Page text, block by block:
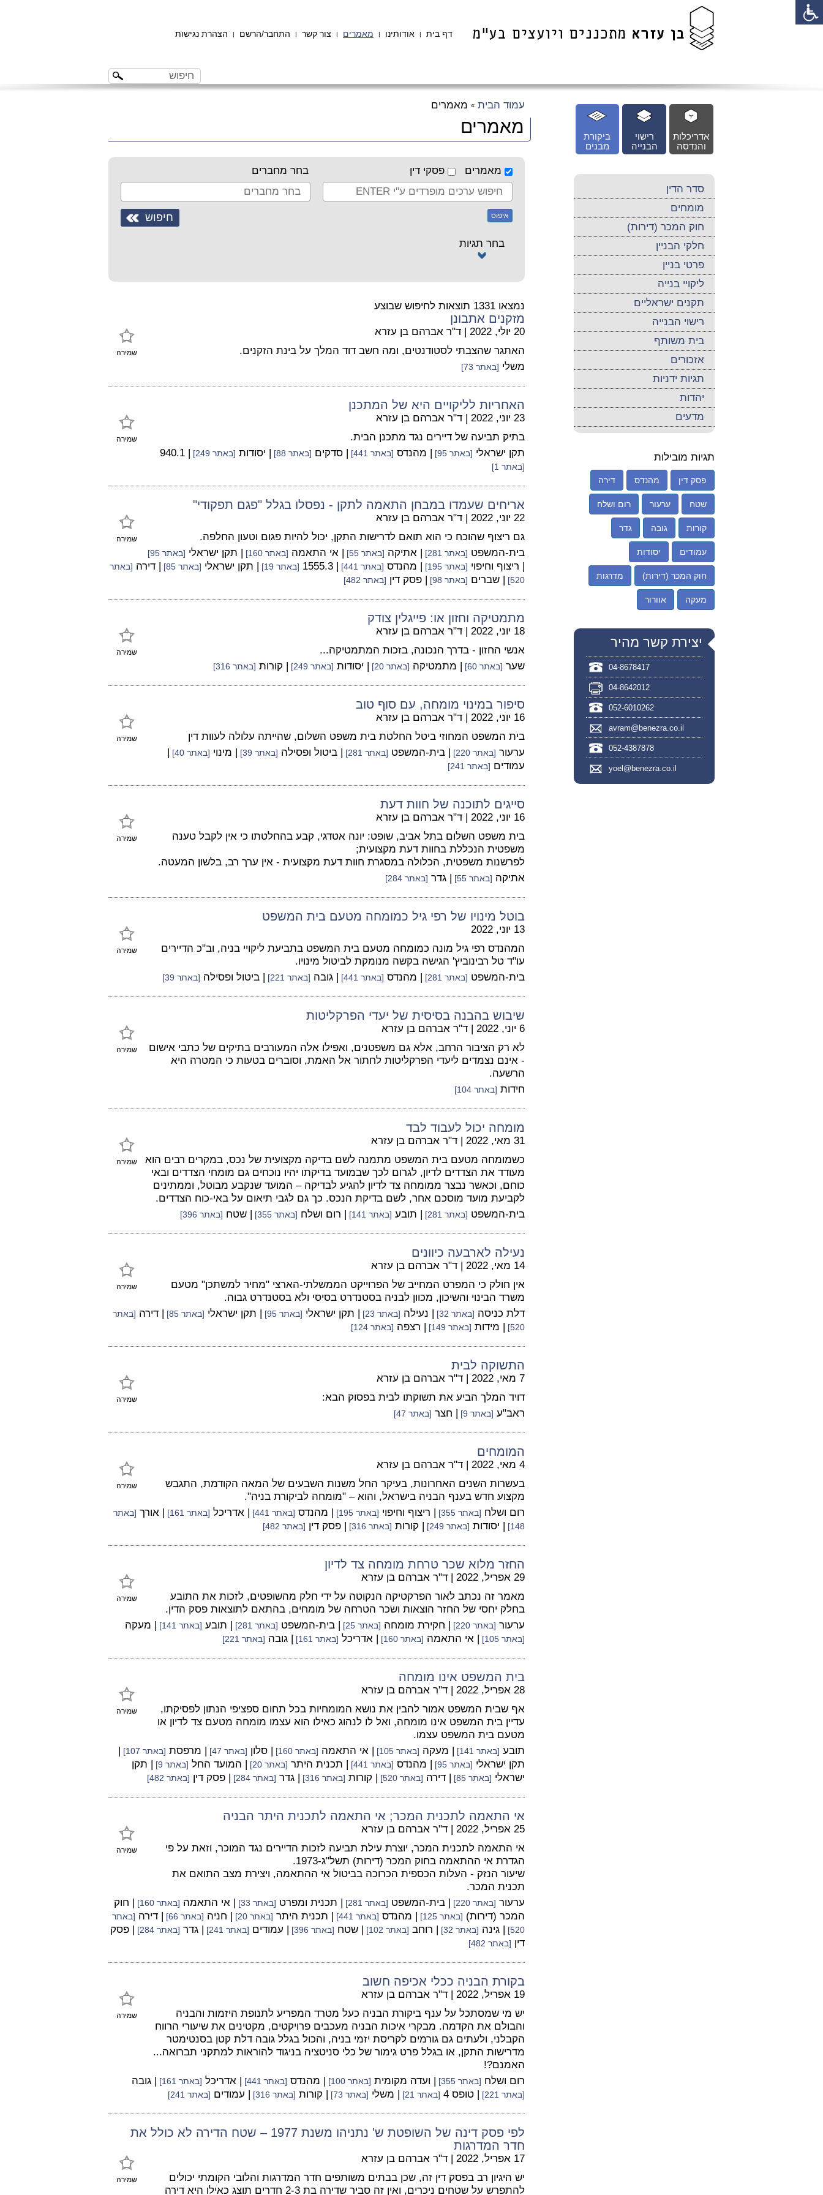
דף בית | אודותינו | מאמרים | צור קשר | התחבר/הרשם | הצהרת נגישות
עמוד הבית » מאמרים
מאמרים
מאמרים פסקי דין בחר מחברים
איפוס
בחר תגיות
נמצאו 1331 תוצאות לחיפוש שבוצע
מזקנים אתבונן
שמירה
20 יולי, 2022 | ד"ר אברהם בן עזרא
האתגר שהצבתי לסטודנטים, ומה חשב דוד המלך על בינת הזקנים.
משלי [באתר 73]
האחריות לליקויים היא של המתכנן
שמירה
23 יוני, 2022 | ד"ר אברהם בן עזרא
בתיק תביעה של דיירים נגד מתכנן הבית.
תקן ישראלי [באתר 95] | מהנדס [באתר 441] | סדקים [באתר 88] | יסודות [באתר 249] | 940.1
[באתר 1]
אריחים שעמדו במבחן התאמה לתקן - נפסלו בגלל "פגם תפקודי"
שמירה
22 יוני, 2022 | ד"ר אברהם בן עזרא
גם ריצוף שהוכח כי הוא תואם לדרישות התקן, יכול להיות פגום וטעון החלפה.
בית-המשפט [באתר 281] | אתיקה [באתר 55] | אי התאמה [באתר 160] | תקן ישראלי [באתר 95]
| ריצוף וחיפוי [באתר 195] | מהנדס [באתר 441] | 1555.3 [באתר 19] | תקן ישראלי [באתר 85] | דירה [באתר
520] | שברים [באתר 98] | פסק דין [באתר 482]
מתמטיקה וחזון או: פייגלין צודק
שמירה
18 יוני, 2022 | ד"ר אברהם בן עזרא
אנשי החזון - בדרך הנכונה, בזכות המתמטיקה...
שער [באתר 60] | מתמטיקה [באתר 20] | יסודות [באתר 249] | קורות [באתר 316]
סיפור במינוי מומחה, עם סוף טוב
שמירה
16 יוני, 2022 | ד"ר אברהם בן עזרא
בית המשפט המחוזי ביטל החלטת בית משפט השלום, שהייתה עלולה לעוות דין
ערעור [באתר 220] | בית-המשפט [באתר 281] | ביטול ופסילה [באתר 39] | מינוי [באתר 40]
|
עמודים [באתר 241]
סייגים לתוכנה של חוות דעת
שמירה
16 יוני, 2022 | ד"ר אברהם בן עזרא
בית משפט השלום בתל אביב, שופט: יונה אטדגי, קבע בהחלטתו כי אין לקבל טענה
משפטית הנכללת בחוות דעת מקצועית;
לפרשנות משפטית, הכלולה במסגרת חוות דעת מקצועית - אין ערך רב, בלשון המעטה.
אתיקה [באתר 55] | גדר [באתר 284]
בוטל מינויו של רפי גיל כמומחה מטעם בית המשפט
שמירה
13 יוני, 2022
המהנדס רפי גיל מונה כמומחה מטעם בית המשפט בתביעת ליקויי בניה, וב"כ הדיירים
עו"ד טל רבינוביץ' הגישה בקשה מנומקת לביטול מינויו.
בית-המשפט [באתר 281] | מהנדס [באתר 441] | גובה [באתר 221] | ביטול ופסילה [באתר 39]
שיבוש בהבנה בסיסית של יעדי הפרקליטות
שמירה
6 יוני, 2022 | ד"ר אברהם בן עזרא
לא רק הציבור הרחב, אלא גם משפטנים, ואפילו אלה המעורבים בתיקים של כתבי אישום
- אינם נצמדים ליעדי הפרקליטות לחתור אל האמת, וסוברים בטעות כי המטרה היא
הרשעה.
חידות [באתר 104]
מומחה יכול לעבוד לבד
שמירה
31 מאי, 2022 | ד"ר אברהם בן עזרא
כשמומחה מטעם בית המשפט מתמנה לשם בדיקה מקצועית של נכס, במקרים רבים הוא
מעודד את הצדדים לדיון, לגרום לכך שבמועד בדיקתו יהיו נוכחים גם מומחי הצדדים ובאי
כוחם, וכאשר נבצר ממומחה צד לדיון להגיע לבדיקה – המועד שנקבע מבוטל, וממתינים
לקביעת מועד מוסכם אחר, לשם בדיקת הנכס. כך גם לגבי תיאום על באי-כוח הצדדים.
בית-המשפט [באתר 281] | תובע [באתר 141] | רום ושלח [באתר 355] | שטח [באתר 396]
נעילה לארבעה כיוונים
שמירה
14 מאי, 2022 | ד"ר אברהם בן עזרא
אין חולק כי המפרט המחייב של הפרוייקט הממשלתי-הארצי "מחיר למשתכן" מטעם
משרד הבינוי והשיכון, מכוון לבניה בסטנדרט בסיסי ולא בסטנדרט גבוה.
דלת כניסה [באתר 32] | נעילה [באתר 23] | תקן ישראלי [באתר 95] | תקן ישראלי [באתר 85] | דירה [באתר
520] | מידות [באתר 149] | רצפה [באתר 124]
התשוקה לבית
שמירה
7 מאי, 2022 | ד"ר אברהם בן עזרא
דויד המלך הביע את תשוקתו לבית בפסוק הבא:
ראב"ע [באתר 9] | חצר [באתר 47]
המומחים
שמירה
4 מאי, 2022 | ד"ר אברהם בן עזרא
בעשרות השנים האחרונות, בעיקר החל משנות השבעים של המאה הקודמת, התגבש
מקצוע חדש בענף הבניה בישראל, והוא – "מומחה לביקורת בניה".
רום ושלח [באתר 355] | ריצוף וחיפוי [באתר 195] | מהנדס [באתר 441] | אדריכל [באתר 161] | אורך [באתר
148]
| יסודות [באתר 249] | קורות [באתר 316] | פסק דין [באתר 482]
החזר מלוא שכר טרחת מומחה צד לדיון
שמירה
29 אפריל, 2022 | ד"ר אברהם בן עזרא
מאמר זה נכתב לאור הפרקטיקה הנקוטה על ידי חלק מהשופטים, לזכות את התובע
בחלק יחסי של החזר הוצאות ושכר הטרחה של מומחים, בהתאם לתוצאות פסק הדין.
ערעור [באתר 220] | חקירת מומחה [באתר 25] | בית-המשפט [באתר 281] | תובע [באתר 141] | מעקה
[באתר 105] | אי התאמה [באתר 160] | אדריכל [באתר 161] | גובה [באתר 221]
בית המשפט אינו מומחה
שמירה
28 אפריל, 2022 | ד"ר אברהם בן עזרא
אף שבית המשפט אמור להבין את נושא המומחיות בכל תחום ספציפי הנתון לפסיקתו,
עדיין בית המשפט אינו מומחה, ואל לו לנהוג כאילו הוא עצמו מומחה מטעם צד לדיון או
מטעם בית המשפט עצמו.
תובע [באתר 141] | מעקה [באתר 105] | אי התאמה [באתר 160] | סלון [באתר 47] | מרפסת [באתר 107]
|
תקן ישראלי [באתר 95] | מהנדס [באתר 441] | תכנית היתר [באתר 20] | המועד החל [באתר 9]
| תקן
ישראלי [באתר 85] | דירה [באתר 520] | קורות [באתר 316] | גדר [באתר 284] | פסק דין [באתר 482]
אי התאמה לתכנית המכר; אי התאמה לתכנית היתר הבניה
שמירה
25 אפריל, 2022 | ד"ר אברהם בן עזרא
אי התאמה לתכנית המכר, יוצרת עילת תביעה לזכות הדיירים נגד המוכר, וזאת על פי
הגדרת אי ההתאמה בחוק המכר (דירות) תשל"ג-1973.
שיעור הנזק - העלות הכספית הכרוכה בביטול אי ההתאמה, ויצירת מצב התואם את
תכנית המכר.
ערעור [באתר 220] | בית-המשפט [באתר 281] | תכנית ומפרט [באתר 33] | אי התאמה [באתר 160]
| חוק
המכר (דירות) [באתר 125] | מהנדס [באתר 441] | תכנית היתר [באתר 20] | חניה [באתר 66] | דירה [באתר
520] | גינה [באתר 32] | רוחב [באתר 102] | שטח [באתר 396] | עמודים [באתר 241] | גדר [באתר 284]
| פסק
דין [באתר 482]
בקורת הבניה ככלי אכיפה חשוב
שמירה
19 אפריל, 2022 | ד"ר אברהם בן עזרא
יש מי שמסתכל על ענף ביקורת הבניה כעל מטרד המפריע לתנופת היזמות והבניה
והבולם את הקדמה. מבקרי איכות הבניה מעכבים פרויקטים, מקטינים את שיעורי הרווח
הקבלני, ולעתים גם גורמים לקריסת יזמי בניה, והכול בגלל גובה דלת קטן בסנטימטר
מדרישות התקן, או בגלל פרט גימור של כלי סניטציה בניגוד להוראות למתקני תברואה...
האמנם?!
רום ושלח [באתר 355] | ועדה מקומית [באתר 100] | מהנדס [באתר 441] | אדריכל [באתר 161] | גובה
[באתר 221] | טופס 4 [באתר 21] | משלי [באתר 73] | קורות [באתר 316] | עמודים [באתר 241]
לפי פסק דינה של השופטת ש' נתניהו משנת 1977 – שטח הדירה לא כולל את
חדר המדרגות
שמירה
17 אפריל, 2022 | ד"ר אברהם בן עזרא
יש היגיון רב בפסק דין זה, שכן בבתים משותפים חדר המדרגות והלובי הקומתי יכולים
להתפרש על שטחים ניכרים, ואין זה סביר שדירה בת 2-3 חדרים תוצג כאילו היא דירה
ביקורת
מבנים
רישוי
הבנייה
אדריכלות
והנדסה
סדר הדין
מומחים
חוק המכר (דירות)
חלקי הבניין
פרטי בניין
ליקויי בנייה
תקנים ישראליים
רישוי הבנייה
בית משותף
אזכורים
תגיות ידניות
יהדות
מדעים
תגיות מובילות
פסק דין מהנדס דירה
שטח ערעור רום ושלח
קורות גובה גדר
עמודים יסודות
חוק המכר (דירות) מדרגות
מעקה אוורור
יצירת קשר מהיר
04-8678417
04-8642012
052-6010262
avram@benezra.co.il
052-4387878
yoel@benezra.co.il